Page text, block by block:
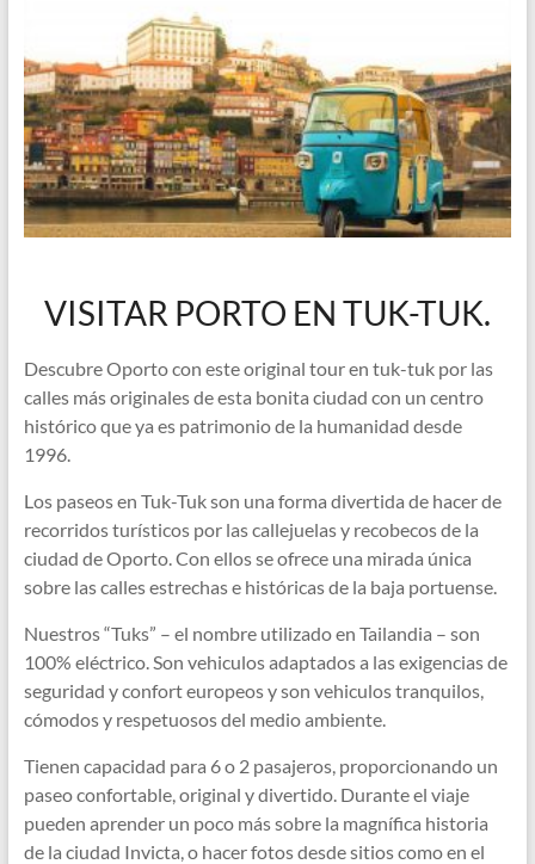
VISITAR PORTO EN TUK-TUK.
Descubre Oporto con este original tour en tuk-tuk por las
calles más originales de esta bonita ciudad con un centro
histórico que ya es patrimonio de la humanidad desde
1996.
Los paseos en Tuk-Tuk son una forma divertida de hacer de
recorridos turísticos por las callejuelas y recobecos de la
ciudad de Oporto. Con ellos se ofrece una mirada única
sobre las calles estrechas e históricas de la baja portuense.
Nuestros “Tuks” – el nombre utilizado en Tailandia – son
100% eléctrico. Son vehiculos adaptados a las exigencias de
seguridad y confort europeos y son vehiculos tranquilos,
cómodos y respetuosos del medio ambiente.
Tienen capacidad para 6 o 2 pasajeros, proporcionando un
paseo confortable, original y divertido. Durante el viaje
pueden aprender un poco más sobre la magnífica historia
de la ciudad Invicta, o hacer fotos desde sitios como en el